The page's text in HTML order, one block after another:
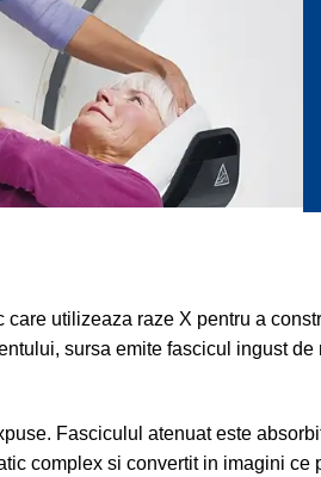
utilizeaza raze X pentru a
sursa emite fascicul ingust
Fasciculul atenuat este
complex si convertit in imagini